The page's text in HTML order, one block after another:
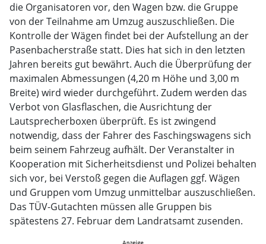
die Organisatoren vor, den Wagen bzw. die Gruppe
von der Teilnahme am Umzug auszuschließen. Die
Kontrolle der Wägen findet bei der Aufstellung an der
Pasenbacherstraße statt. Dies hat sich in den letzten
Jahren bereits gut bewährt. Auch die Überprüfung der
maximalen Abmessungen (4,20 m Höhe und 3,00 m
Breite) wird wieder durchgeführt. Zudem werden das
Verbot von Glasflaschen, die Ausrichtung der
Lautsprecherboxen überprüft. Es ist zwingend
notwendig, dass der Fahrer des Faschingswagens sich
beim seinem Fahrzeug aufhält. Der Veranstalter in
Kooperation mit Sicherheitsdienst und Polizei behalten
sich vor, bei Verstoß gegen die Auflagen ggf. Wägen
und Gruppen vom Umzug unmittelbar auszuschließen.
Das TÜV-Gutachten müssen alle Gruppen bis
spätestens 27. Februar dem Landratsamt zusenden.